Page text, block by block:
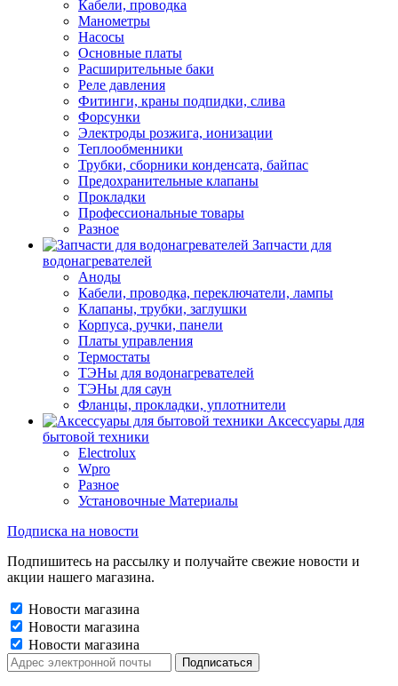
Кабели, проводка
Манометры
Насосы
Основные платы
Расширительные баки
Реле давления
Фитинги, краны подпидки, слива
Форсунки
Электроды розжига, ионизации
Теплообменники
Трубки, сборники конденсата, байпас
Предохранительные клапаны
Прокладки
Профессиональные товары
Разное
Запчасти для
водонагревателей
Аноды
Кабели, проводка, переключатели, лампы
Клапаны, трубки, заглушки
Корпуса, ручки, панели
Платы управления
Термостаты
ТЭНы для водонагревателей
ТЭНы для саун
Фланцы, прокладки, уплотнители
Аксессуары для
бытовой техники
Electrolux
Wpro
Разное
Установочные Материалы
Подписка на новости
Подпишитесь на рассылку и получайте свежие новости и
акции нашего магазина.
Новости магазина
Новости магазина
Новости магазина